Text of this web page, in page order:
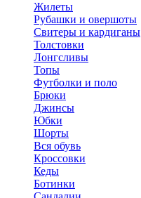
Жилеты
Рубашки и овершоты
Свитеры и кардиганы
Толстовки
Лонгсливы
Топы
Футболки и поло
Брюки
Джинсы
Юбки
Шорты
Вся обувь
Кроссовки
Кеды
Ботинки